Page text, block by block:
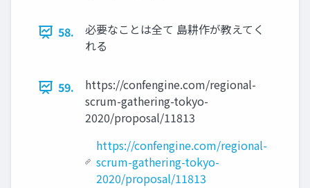
58.
必要なことは全て 島耕作が教えてく
れる
59.
https://confengine.com/regional-
scrum-gathering-tokyo-
2020/proposal/11813
https://confengine.com/regional-
scrum-gathering-tokyo-
2020/proposal/11813